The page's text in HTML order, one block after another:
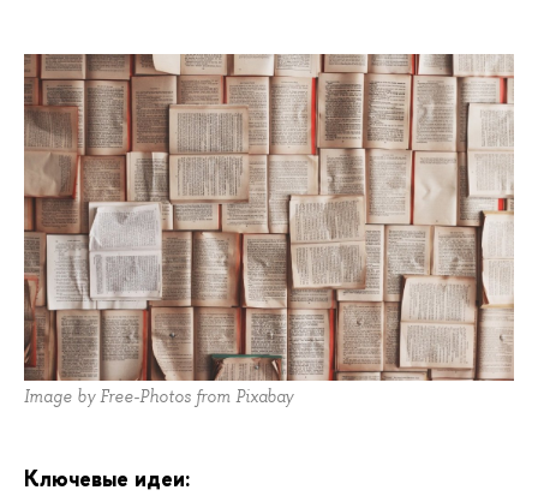
Image by Free-Photos from Pixabay
Ключевые идеи: